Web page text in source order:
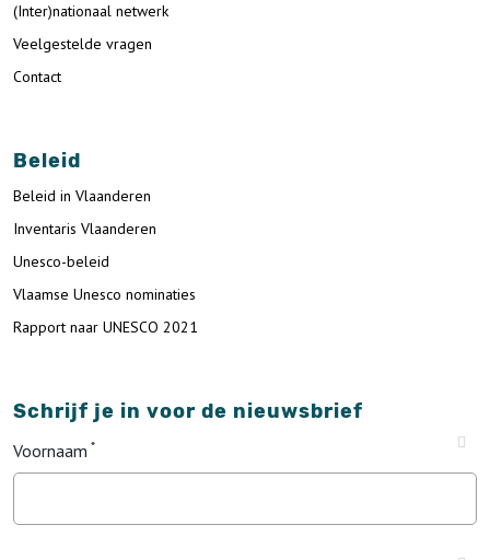
(Inter)nationaal netwerk
Veelgestelde vragen
Contact
Beleid
Beleid in Vlaanderen
Inventaris Vlaanderen
Unesco-beleid
Vlaamse Unesco nominaties
Rapport naar UNESCO 2021
Schrijf je in voor de nieuwsbrief
Voornaam